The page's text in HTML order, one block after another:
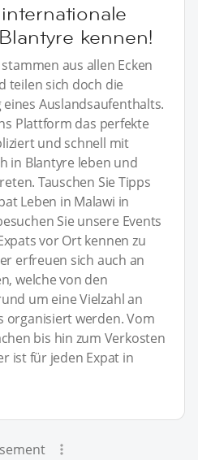
kennen!
aus allen Ecken
teilen sich doch die
Auslandsaufenthalts.
Plattform das perfekte
und schnell mit
in Blantyre leben und
Tauschen Sie Tipps
Leben in Malawi in
Sie unsere Events
vor Ort kennen zu
erfreuen sich auch an
welche von den
um eine Vielzahl an
organisiert werden. Vom
bis hin zum Verkosten
ist für jeden Expat in